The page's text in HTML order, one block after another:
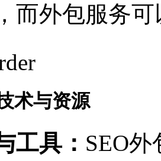
而外包服务
术与资源
工具： SEO